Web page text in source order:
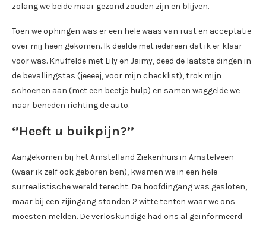
zolang we beide maar gezond zouden zijn en blijven.
Toen we ophingen was er een hele waas van rust en acceptatie
over mij heen gekomen. Ik deelde met iedereen dat ik er klaar
voor was. Knuffelde met Lily en Jaimy, deed de laatste dingen in
de bevallingstas (jeeeej, voor mijn checklist), trok mijn
schoenen aan (met een beetje hulp) en samen waggelde we
naar beneden richting de auto.
‘’Heeft u buikpijn?’’
Aangekomen bij het Amstelland Ziekenhuis in Amstelveen
(waar ik zelf ook geboren ben), kwamen we in een hele
surrealistische wereld terecht. De hoofdingang was gesloten,
maar bij een zijingang stonden 2 witte tenten waar we ons
moesten melden. De verloskundige had ons al geïnformeerd